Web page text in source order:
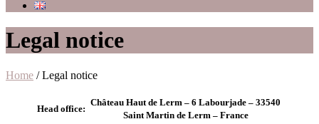
Legal notice
Home / Legal notice
Head office:
Château Haut de Lerm – 6 Labourjade – 33540
Saint Martin de Lerm – France